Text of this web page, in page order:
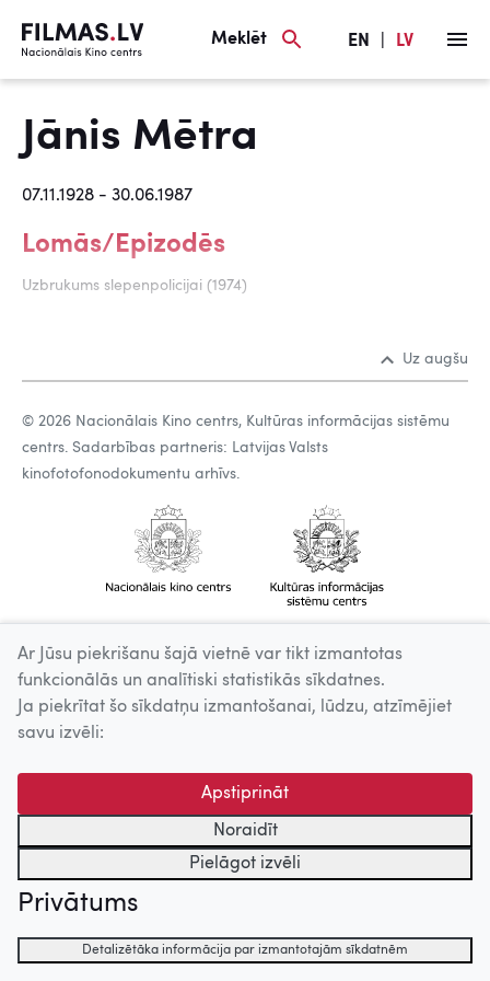
Meklēt EN LV
Jānis Mētra
07.11.1928 - 30.06.1987
Lomās/Epizodēs
Uzbrukums slepenpolicijai (1974)
Uz augšu
© 2026 Nacionālais Kino centrs, Kultūras informācijas sistēmu
centrs. Sadarbības partneris: Latvijas Valsts
kinofotofonodokumentu arhīvs.
Ar Jūsu piekrišanu šajā vietnē var tikt izmantotas
funkcionālās un analītiski statistikās sīkdatnes.
Ja piekrītat šo sīkdatņu izmantošanai, lūdzu, atzīmējiet
savu izvēli:
Apstiprināt
Noraidīt
Pielāgot izvēli
Privātums
Detalizētāka informācija par izmantotajām sīkdatnēm